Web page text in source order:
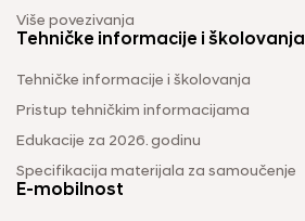
Više povezivanja
Tehničke informacije i školovanja
Tehničke informacije i školovanja
Pristup tehničkim informacijama
Edukacije za 2026. godinu
Specifikacija materijala za samoučenje
E-mobilnost